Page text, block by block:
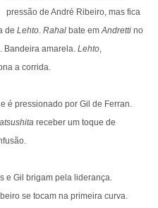
pressão de André Ribeiro, mas fica
de Lehto. Rahalbate em Andrettino
Bandeira amarela. Lehto,
a corrida.
é pressionado por Gil de Ferran.
receber um toque de
e Gil brigam pela liderança.
se tocam na primeira curva.